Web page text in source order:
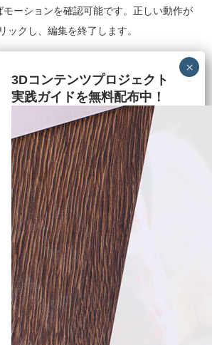
モーションを確認可能です。正しい動作が
ックし、編集を終了します。
ョイントも編集しましょう。先ほどと同
れているジョイント名を右クリックし、
編集」を選択。コンポーネント同士が干渉
に「-90 deg」を入力、「最大値」に「90
のとき、基本姿勢によって角度の値が異な
3Dコンテンツプロジェクト
実践ガイドを無料配布中！